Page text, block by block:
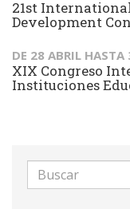
21st
Development
DE 28 ABRIL HASTA
XIX Congreso
Instituciones
Formulario
de